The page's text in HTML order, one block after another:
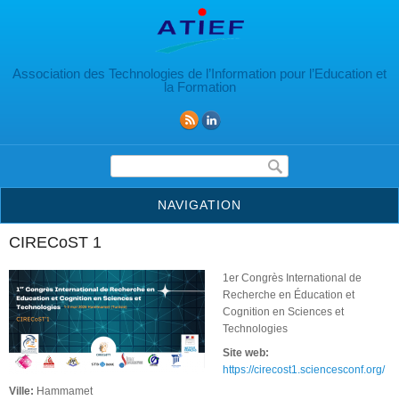
Association des Technologies de l’Information pour l’Education et
la Formation
Formulaire de recherche
NAVIGATION
CIRECoST 1
1er Congrès International de
Recherche en Éducation et
Cognition en Sciences et
Technologies
Site web:
https://cirecost1.sciencesconf.org/
Ville: Hammamet